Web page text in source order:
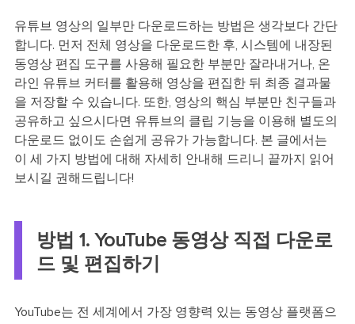
유튜브 영상의 일부만 다운로드하는 방법은 생각보다 간단
합니다. 먼저 전체 영상을 다운로드한 후, 시스템에 내장된
동영상 편집 도구를 사용해 필요한 부분만 잘라내거나, 온
라인 유튜브 커터를 활용해 영상을 편집한 뒤 최종 결과물
을 저장할 수 있습니다. 또한, 영상의 핵심 부분만 친구들과
공유하고 싶으시다면 유튜브의 클립 기능을 이용해 별도의
다운로드 없이도 손쉽게 공유가 가능합니다. 본 글에서는
이 세 가지 방법에 대해 자세히 안내해 드리니 끝까지 읽어
보시길 권해드립니다!
방법 1. YouTube 동영상 직접 다운로
드 및 편집하기
YouTube는 전 세계에서 가장 영향력 있는 동영상 플랫폼으